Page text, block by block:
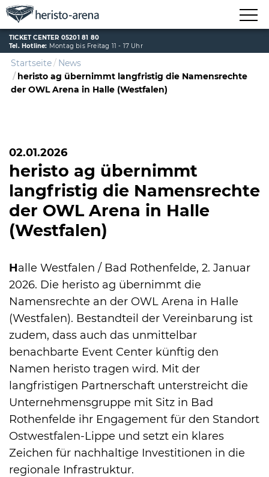
International
TICKET CENTER 05201 81 80
Tel. Hotline: Montag bis Freitag 11 - 17 Uhr
Startseite
News
heristo ag übernimmt langfristig die Namensrechte
der OWL Arena in Halle (Westfalen)
02.01.2026
heristo ag übernimmt
langfristig die Namensrechte
der OWL Arena in Halle
(Westfalen)
Halle Westfalen / Bad Rothenfelde, 2. Januar
2026. Die heristo ag übernimmt die
Namensrechte an der OWL Arena in Halle
(Westfalen). Bestandteil der Vereinbarung ist
zudem, dass auch das unmittelbar
benachbarte Event Center künftig den
Namen heristo tragen wird. Mit der
langfristigen Partnerschaft unterstreicht die
Unternehmensgruppe mit Sitz in Bad
Rothenfelde ihr Engagement für den Standort
Ostwestfalen-Lippe und setzt ein klares
Zeichen für nachhaltige Investitionen in die
regionale Infrastruktur.